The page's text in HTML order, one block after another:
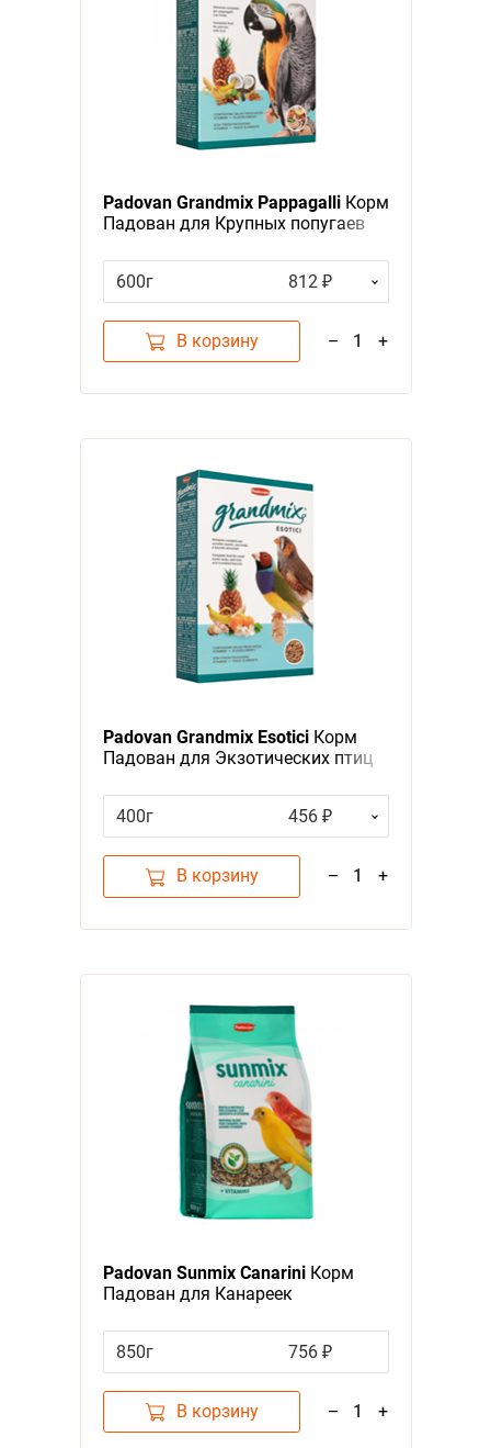
Padovan Grandmix PappagalliКорм
Падован для Крупных попугаев
600г
812 ₽
В корзину – 1 +
Padovan Grandmix EsoticiКорм
Падован для Экзотических птиц
400г
456 ₽
В корзину – 1 +
Padovan Sunmix CanariniКорм
Падован для Канареек
850г
756 ₽
В корзину – 1 +